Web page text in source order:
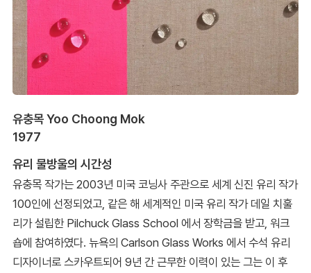
유충목 Yoo Choong Mok
1977
유리 물방울의 시간성
유충목 작가는 2003년 미국 코닝사 주관으로 세계 신진 유리 작가
100인에 선정되었고, 같은 해 세계적인 미국 유리 작가 데일 치훌
리가 설립한 Pilchuck Glass School 에서 장학금을 받고, 워크
숍에 참여하였다. 뉴욕의 Carlson Glass Works 에서 수석 유리
디자이너로 스카우트되어 9년 간 근무한 이력이 있는 그는 이 후